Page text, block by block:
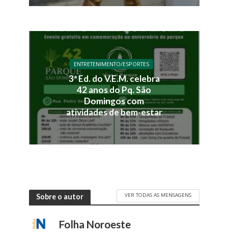
ENTRETENIMENTO/ESPORTES
3ª Ed. do V.E.M. celebra
42 anos do Pq. São
Domingos com
atividades de bem-estar
Sobre o autor VER TODAS AS MENSAGENS
Folha Noroeste